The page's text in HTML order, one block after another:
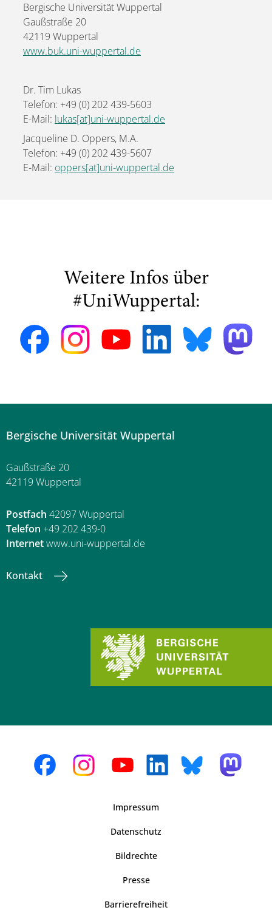
Bergische Universität Wuppertal
Gaußstraße 20
42119 Wuppertal
www.buk.uni-wuppertal.de
Dr. Tim Lukas
Telefon: +49 (0) 202 439-5603
E-Mail: lukas[at]uni-wuppertal.de
Jacqueline D. Oppers, M.A.
Telefon: +49 (0) 202 439-5607
E-Mail: oppers[at]uni-wuppertal.de
Weitere Infos über
#UniWuppertal:
Bergische Universität Wuppertal
Gaußstraße 20
42119 Wuppertal
Postfach 42097 Wuppertal
Telefon +49 202 439-0
Internetwww.uni-wuppertal.de
Kontakt
Impressum
Datenschutz
Bildrechte
Presse
Barrierefreiheit